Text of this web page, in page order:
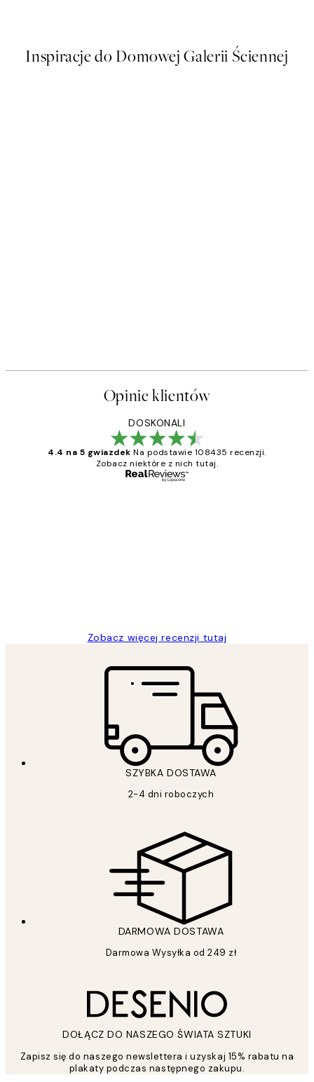
Inspiracje do Domowej Galerii Ściennej
Opinie klientów
DOSKONALI
4.4 na 5 gwiazdek Na podstawie 108435 recenzji.
Zobacz niektóre z nich tutaj.
Zobacz więcej recenzji tutaj
SZYBKA DOSTAWA
2-4 dni roboczych
DARMOWA DOSTAWA
Darmowa Wysyłka od 249 zł
DOŁĄCZ DO NASZEGO ŚWIATA SZTUKI
Zapisz się do naszego newslettera i uzyskaj 15% rabatu na
plakaty podczas następnego zakupu.